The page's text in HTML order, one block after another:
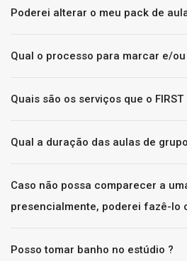
Poderei alterar o meu pack de
Qual o processo para marcar e/
Quais são os serviços que o FIRST
Qual a duração das aulas de
Caso não possa comparecer a
presencialmente, poderei fazê-lo
Posso tomar banho no estúdio ?